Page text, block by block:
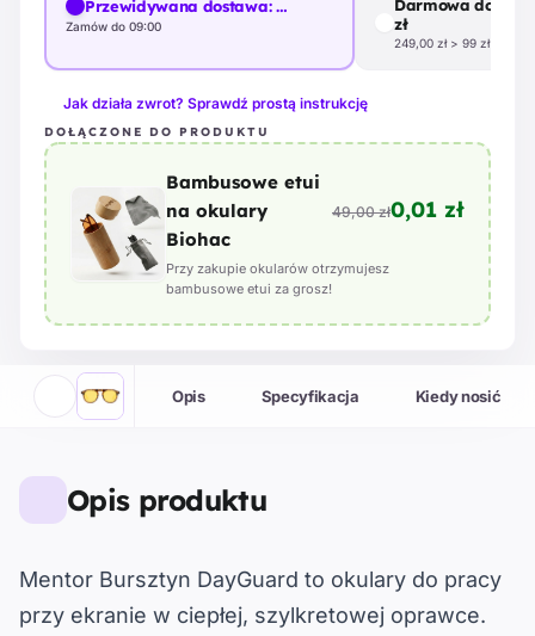
Przewidywana dostawa:…
Zamów do 09:00
Darmowa
zł
249,00 zł > 99 zł
Jak działa zwrot? Sprawdź prostą instrukcję
DOŁĄCZONE DO PRODUKTU
Bambusowe etui
na okulary
Biohac
49,00 zł0,01 zł
Przy zakupie okularów otrzymujesz
bambusowe etui za grosz!
Opis Specyfikacja Kiedy nosić
Opis produktu
Mentor Bursztyn DayGuard to okulary do pracy
przy ekranie w ciepłej, szylkretowej oprawce.